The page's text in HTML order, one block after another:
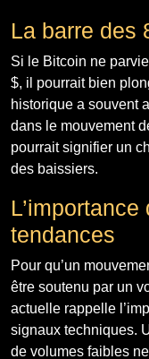
La barre des
Si le Bitcoin ne
$, il pourrait bien
historique a souvent
dans le mouvement
pourrait signifier un
des baissiers.
tendances
Pour qu’un
être soutenu par un
actuelle rappelle
signaux techniques.
de volumes faibles